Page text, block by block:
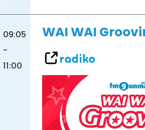
09:05
-
11:00
WAI WAI